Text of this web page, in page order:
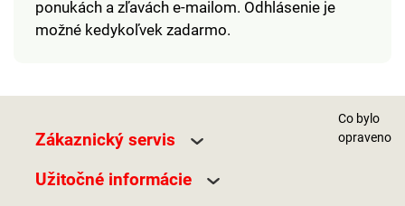
ponukách a zľavách e-mailom. Odhlásenie je
možné kedykoľvek zadarmo.
Zákaznický servis
Užitočné informácie
Co bylo
opraveno